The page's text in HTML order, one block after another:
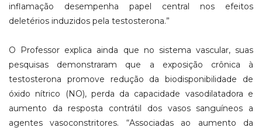
inflamação desempenha papel central nos efeitos
deletérios induzidos pela testosterona.”
O Professor explica ainda que no sistema vascular, suas
pesquisas demonstraram que a exposição crônica à
testosterona promove redução da biodisponibilidade de
óxido nítrico (NO), perda da capacidade vasodilatadora e
aumento da resposta contrátil dos vasos sanguíneos a
agentes vasoconstritores. “Associadas ao aumento da